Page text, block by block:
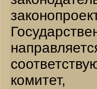
комитет,